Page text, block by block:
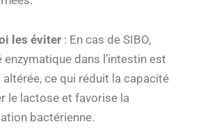
les éviter : En cas de SIBO,
enzymatique dans l’intestin est
altérée, ce qui réduit la capacité
le lactose et favorise la
bactérienne.